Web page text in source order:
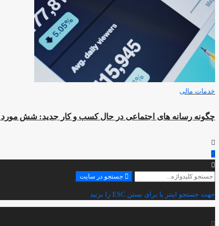
خدمات مالی
چگونه رسانه های اجتماعی در حال کسب و کار جدید: شش مورد
جستجو
جستجو در سایت
جهت جستجو اینتر یا برای بستن ESC را بزنید